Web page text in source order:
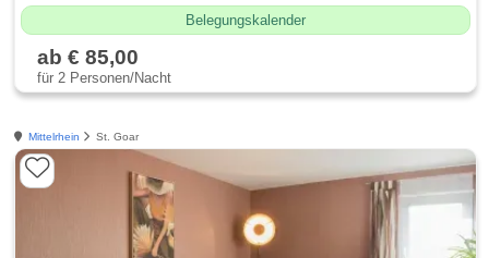
Belegungskalender
ab € 85,00
für 2 Personen/Nacht
Mittelrhein St. Goar